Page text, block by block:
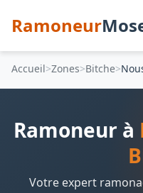
Ramoneur
Accueil Zones Bitche
Ramoneur à
Votre expert